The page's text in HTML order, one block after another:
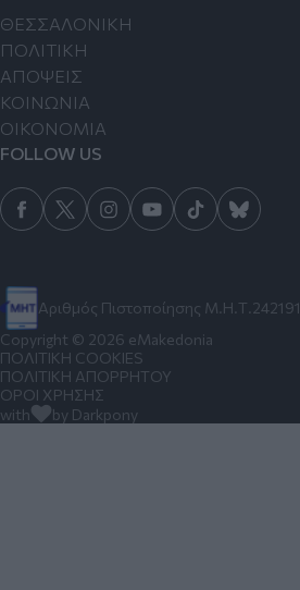
Αριθμός Πιστοποίησης Μ.Η.Τ.242191
ΘΕΣΣΑΛΟΝΙΚΗ
ΠΟΛΙΤΙΚΗ
ΑΠΟΨΕΙΣ
ΚΟΙΝΩΝΙΑ
ΟΙΚΟΝΟΜΙΑ
FOLLOW US
Copyright © 2026 eMakedonia
ΠΟΛΙΤΙΚΗ COOKIES
ΠΟΛΙΤΙΚΗ ΑΠΟΡΡΗΤΟΥ
ΟΡΟΙ ΧΡΗΣΗΣ
with
by Darkpony